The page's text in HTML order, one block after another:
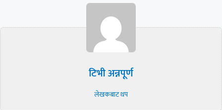
टिभी अन्नपूर्ण
लेखकबाट थप